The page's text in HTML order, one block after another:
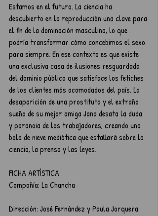
Estamos en el futuro. La ciencia ha
descubierto en la reproducción una clave para
el fin de la dominación masculina, lo que
podría transformar cómo concebimos el sexo
para siempre. En ese contexto es que existe
una exclusiva casa de ilusiones resguardada
del dominio público que satisface los fetiches
de los clientes más acomodados del país. La
desaparición de una prostituta y el extraño
sueño de su mejor amiga Jana desata la duda
y paranoia de los trabajadores, creando una
bola de nieve mediática que estallará sobre la
ciencia, la prensa y las leyes.
FICHA ARTÍSTICA
Compañía: La Chancha
Dirección: José Fernández y Paula Jorquera